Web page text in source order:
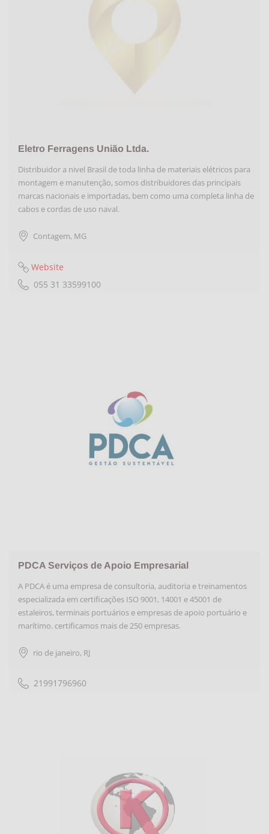
Eletro Ferragens União Ltda.
Distribuidor a nivel Brasil de toda linha de materiais elétricos para
montagem e manutenção, somos distribuidores das principais
marcas nacionais e importadas, bem como uma completa linha de
cabos e cordas de uso naval.
Contagem, MG
Website
055 31 33599100
PDCA Serviços de Apoio Empresarial
A PDCA é uma empresa de consultoria, auditoria e treinamentos
especializada em certificações ISO 9001, 14001 e 45001 de
estaleiros, terminais portuários e empresas de apoio portuário e
marítimo. certificamos mais de 250 empresas.
rio de janeiro, RJ
21991796960